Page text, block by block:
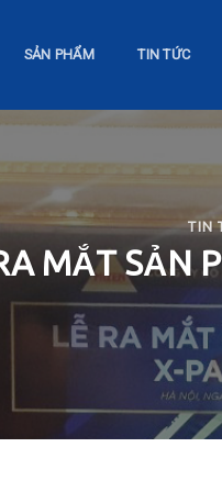
SẢN PHẨM TIN TỨC
TIN
MẮT SẢN